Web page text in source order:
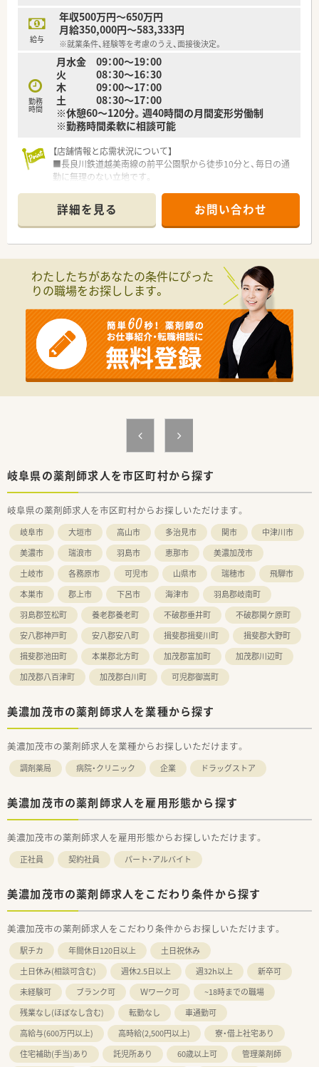
給与
年収500万円～650万円
月給350,000円～583,333円
※就業条件、経験等を考慮のうえ、面接後決定。
勤務
時間
月水金 09：00～19：00
火 08：30～16：30
木 09：00～17：00
土 08：30～17：00
※休憩60～120分。週40時間の月間変形労働制
※勤務時間柔軟に相談可能
【店舗情報と応需状況について】
■長良川鉄道越美南線の前平公園駅から徒歩10分と、毎日の通
勤に無理のない立地です。
注力している環境です。
■1日あたり約70枚から80枚の処方箋を、常勤薬剤師3名体制で
協力し対応します。
■岐阜県を中心に店舗展開を行っており、地域で一番温かい薬局
を目指して運営しています。
■薬科大学との連携により、働きながら研究活動や博士号取得を
■医療提供だけでなく地域イベントも開催し、住民との交流を大
切にしている法人です。
【職場環境と雰囲気】
■従業員全員が働きやすい環境作りを目指しており、職場の雰囲
気は非常に良好な職場です。
■代表が非常に温和な人柄であり、スタッフの声に耳を傾ける風
■夏祭りなどのイベントを通じて地域の方との距離が近く、アッ
トホームな雰囲気で働けます。
■30代から50代までの幅広い年代の薬剤師が、それぞれの強み
を活かして活躍しています。
への意欲が高い職場です。
■子育てや介護などのライフイベントと仕事を両立させている
スタッフが多く在籍しています。
詳細を見る お問い合わせ
わたしたちがあなたの条件にぴった
りの職場をお探しします。
岐阜県の薬剤師求人を市区町村から探す
岐阜県の薬剤師求人を市区町村からお探しいただけます。
岐阜市 大垣市 高山市 多治見市 関市
中津川市
美濃市
瑞浪市 羽島市 恵那市
美濃加茂市
土岐市
各務原市 可児市 山県市 瑞穂市
飛騨市
本巣市
郡上市 下呂市 海津市
羽島郡岐南町
羽島郡笠松町
養老郡養老町 不破郡垂井町
不破郡関ケ原町
安八郡神戸町
安八郡安八町 揖斐郡揖斐川町
揖斐郡大野町
揖斐郡池田町
本巣郡北方町 加茂郡富加町
加茂郡川辺町
加茂郡八百津町
加茂郡白川町 可児郡御嵩町
美濃加茂市の薬剤師求人を業種から探す
美濃加茂市の薬剤師求人を業種からお探しいただけます。
調剤薬局 病院・クリニック 企業 ドラッグストア
美濃加茂市の薬剤師求人を雇用形態から探す
美濃加茂市の薬剤師求人を雇用形態からお探しいただけます。
正社員 契約社員 パート・アルバイト
美濃加茂市の薬剤師求人をこだわり条件から探す
美濃加茂市の薬剤師求人をこだわり条件からお探しいただけます。
駅チカ 年間休日120日以上
土日祝休み
土日休み(相談可含む)
週休2.5日以上 週32h以上
新卒可
未経験可
ブランク可 Ｗワーク可
~18時までの職場
残業なし(ほぼなし含む)
転勤なし
車通勤可
高給与(600万円以上)
高時給(2,500円以上)
寮・借上社宅あり
住宅補助(手当)あり
託児所あり 60歳以上可
管理薬剤師